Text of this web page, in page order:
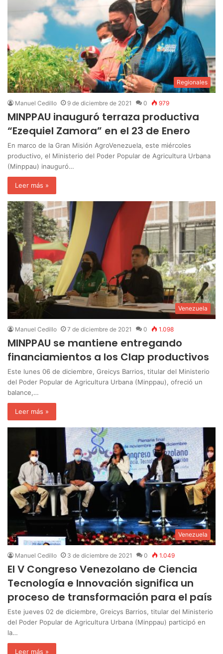
Regionales
Manuel Cedillo 9 de diciembre de 2021 0 979
MINPPAU inauguró terraza productiva
“Ezequiel Zamora” en el 23 de Enero
En marco de la Gran Misión AgroVenezuela, este miércoles
productivo, el Ministerio del Poder Popular de Agricultura Urbana
(Minppau) inauguró…
Leer más »
Venezuela
Manuel Cedillo 7 de diciembre de 2021 0 1.098
MINPPAU se mantiene entregando
financiamientos a los Clap productivos
Este lunes 06 de diciembre, Greicys Barrios, titular del Ministerio
del Poder Popular de Agricultura Urbana (Minppau), ofreció un
balance,…
Leer más »
Venezuela
Manuel Cedillo 3 de diciembre de 2021 0 1.049
El V Congreso Venezolano de Ciencia
Tecnología e Innovación significa un
proceso de transformación para el país
Este jueves 02 de diciembre, Greicys Barrios, titular del Ministerio
del Poder Popular de Agricultura Urbana (Minppau) participó en
la…
Leer más »